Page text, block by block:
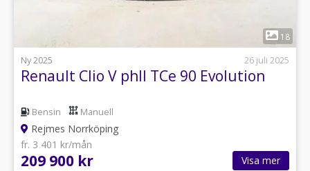
18
Ny 2025
26 juli 2025
Renault Clio V phII TCe 90 Evolution
Bensin Manuell
Rejmes Norrköping
fr. 3 401 kr/mån
209 900 kr Visa mer